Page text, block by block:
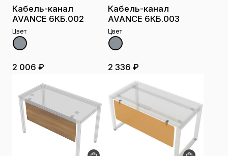
Кабель-канал
AVANCE 6КБ.002
Цвет
2 006 ₽
Кабель-канал
AVANCE 6КБ.003
Цвет
2 336 ₽